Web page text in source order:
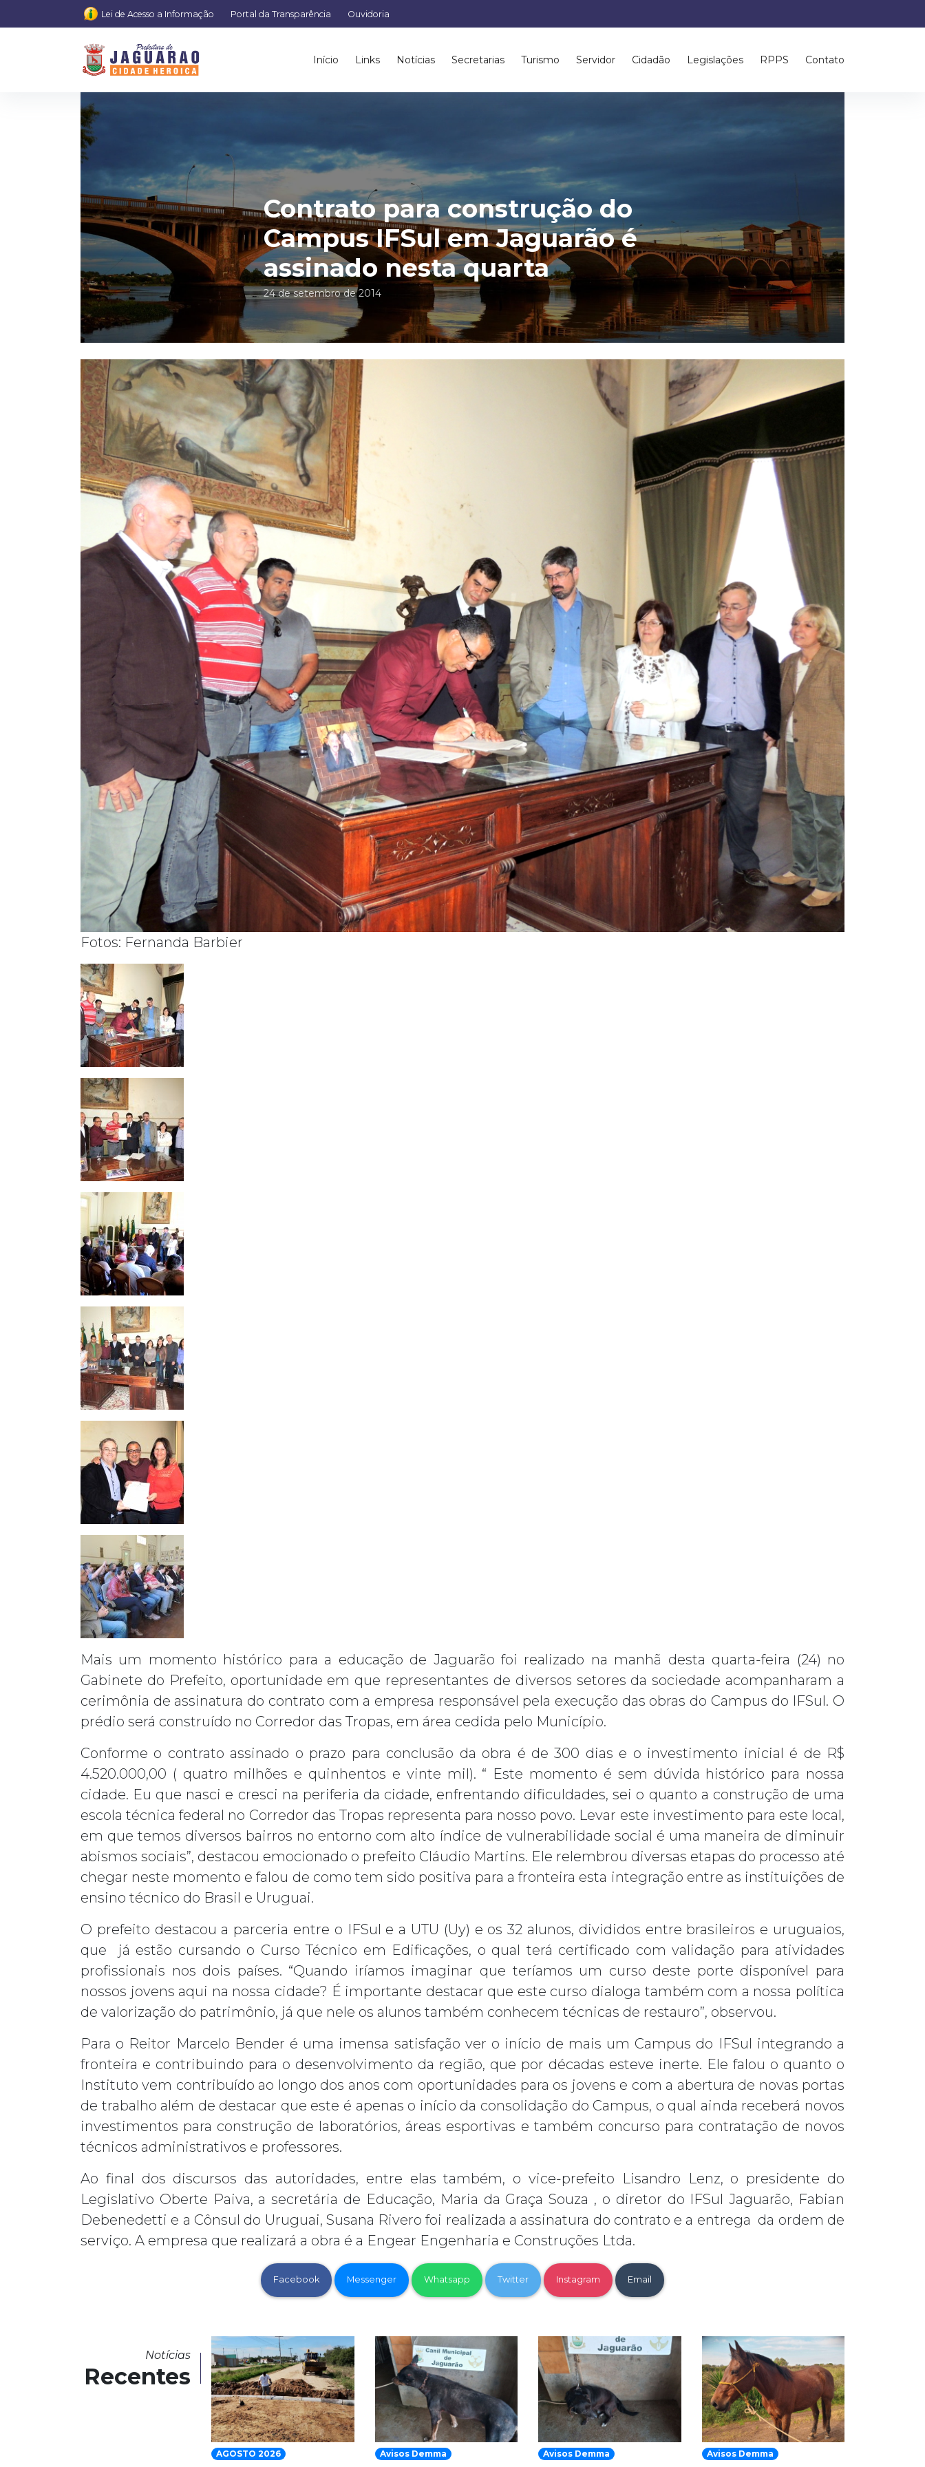
Lei de Acesso a Informação Portal da Transparência Ouvidoria
Início Links Notícias Secretarias Turismo Servidor Cidadão Legislações RPPS Contato
Contrato para construção do
Campus IFSul em Jaguarão é
assinado nesta quarta
24 de setembro de 2014
Fotos: Fernanda Barbier
Mais um momento histórico para a educação de Jaguarão foi realizado na manhã desta quarta-feira (24) no
Gabinete do Prefeito, oportunidade em que representantes de diversos setores da sociedade acompanharam a
cerimônia de assinatura do contrato com a empresa responsável pela execução das obras do Campus do IFSul. O
prédio será construído no Corredor das Tropas, em área cedida pelo Município.
Conforme o contrato assinado o prazo para conclusão da obra é de 300 dias e o investimento inicial é de R$
4.520.000,00 ( quatro milhões e quinhentos e vinte mil). “ Este momento é sem dúvida histórico para nossa
cidade. Eu que nasci e cresci na periferia da cidade, enfrentando dificuldades, sei o quanto a construção de uma
escola técnica federal no Corredor das Tropas representa para nosso povo. Levar este investimento para este local,
em que temos diversos bairros no entorno com alto índice de vulnerabilidade social é uma maneira de diminuir
abismos sociais”, destacou emocionado o prefeito Cláudio Martins. Ele relembrou diversas etapas do processo até
chegar neste momento e falou de como tem sido positiva para a fronteira esta integração entre as instituições de
ensino técnico do Brasil e Uruguai.
O prefeito destacou a parceria entre o IFSul e a UTU (Uy) e os 32 alunos, divididos entre brasileiros e uruguaios,
que já estão cursando o Curso Técnico em Edificações, o qual terá certificado com validação para atividades
profissionais nos dois países. “Quando iríamos imaginar que teríamos um curso deste porte disponível para
nossos jovens aqui na nossa cidade? É importante destacar que este curso dialoga também com a nossa política
de valorização do patrimônio, já que nele os alunos também conhecem técnicas de restauro”, observou.
Para o Reitor Marcelo Bender é uma imensa satisfação ver o início de mais um Campus do IFSul integrando a
fronteira e contribuindo para o desenvolvimento da região, que por décadas esteve inerte. Ele falou o quanto o
Instituto vem contribuído ao longo dos anos com oportunidades para os jovens e com a abertura de novas portas
de trabalho além de destacar que este é apenas o início da consolidação do Campus, o qual ainda receberá novos
investimentos para construção de laboratórios, áreas esportivas e também concurso para contratação de novos
técnicos administrativos e professores.
Ao final dos discursos das autoridades, entre elas também, o vice-prefeito Lisandro Lenz, o presidente do
Legislativo Oberte Paiva, a secretária de Educação, Maria da Graça Souza , o diretor do IFSul Jaguarão, Fabian
Debenedetti e a Cônsul do Uruguai, Susana Rivero foi realizada a assinatura do contrato e a entrega da ordem de
serviço. A empresa que realizará a obra é a Engear Engenharia e Construções Ltda.
Facebook Messenger Whatsapp Twitter Instagram Email
Notícias
Recentes
AGOSTO 2026 Avisos Demma Avisos Demma Avisos Demma